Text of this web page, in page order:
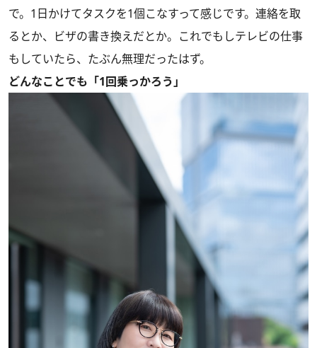
で。1日かけてタスクを1個こなすって感じです。連絡を取
るとか、ビザの書き換えだとか。これでもしテレビの仕事
もしていたら、たぶん無理だったはず。
どんなことでも「1回乗っかろう」